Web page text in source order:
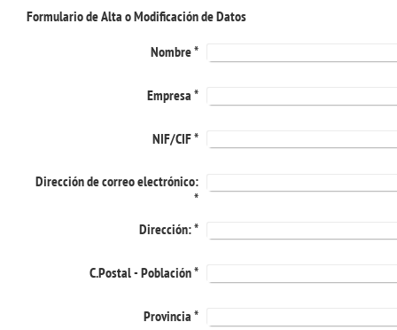
Formulario de Alta o Modificación de Datos
Nombre*
Empresa *
NIF/CIF*
Dirección de correo electrónico:
*
Dirección:*
C.Postal - Población*
Provincia *